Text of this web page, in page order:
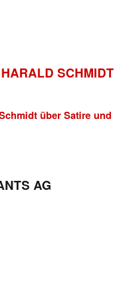
SCHMIDT
über Satire und
AG